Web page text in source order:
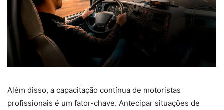
Além disso, a capacitação contínua de motoristas
profissionais é um fator-chave. Antecipar situações de